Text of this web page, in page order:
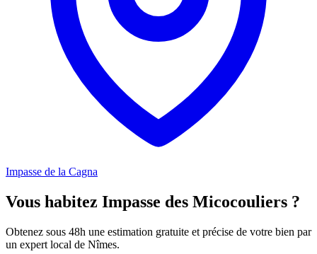
Impasse de la Cagna
Vous habitez Impasse des Micocouliers ?
Obtenez sous 48h une estimation gratuite et précise de votre bien par
un expert local de Nîmes.